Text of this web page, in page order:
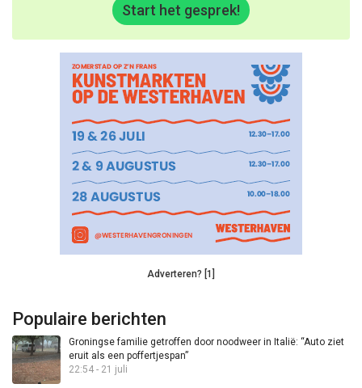
Start het gesprek!
Adverteren? [1]
Populaire berichten
Groningse familie getroffen door noodweer in Italië: “Auto ziet
eruit als een poffertjespan”
22:54 - 21 juli